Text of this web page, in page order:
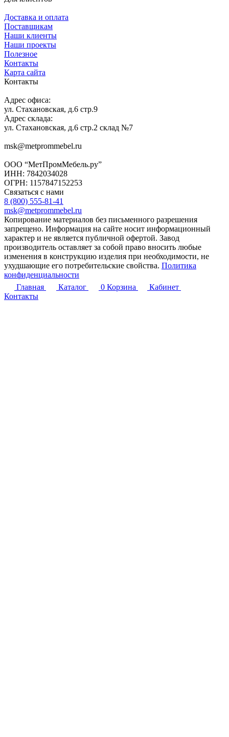
Доставка и оплата
Поставщикам
Наши клиенты
Наши проекты
Полезное
Контакты
Карта сайта
Контакты
Адрес офиса:
ул. Стахановская, д.6 стр.9
Адрес склада:
ул. Стахановская, д.6 стр.2 склад №7
msk@metprommebel.ru
ООО “МетПромМебель.ру”
ИНН: 7842034028
ОГРН: 1157847152253
Связаться с нами
8 (800) 555-81-41
msk@metprommebel.ru
Копирование материалов без письменного разрешения
запрещено. Информация на сайте носит информационный
характер и не является публичной офертой. Завод
производитель оставляет за собой право вносить любые
изменения в конструкцию изделия при необходимости, не
ухудшающие его потребительские свойства. Политика
конфиденциальности
Главная
Каталог 0 Корзина
Кабинет
Контакты